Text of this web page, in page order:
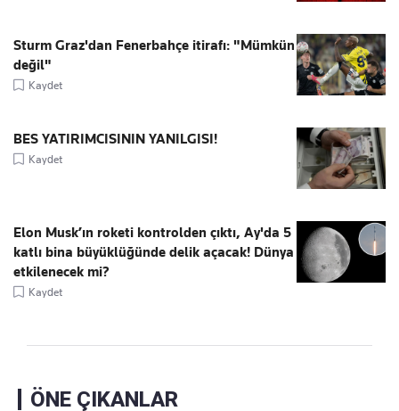
Sturm Graz'dan Fenerbahçe itirafı: "Mümkün
değil"
Kaydet
BES YATIRIMCISININ YANILGISI!
Kaydet
Elon Musk’ın roketi kontrolden çıktı, Ay'da 5
katlı bina büyüklüğünde delik açacak! Dünya
etkilenecek mi?
Kaydet
ÖNE ÇIKANLAR